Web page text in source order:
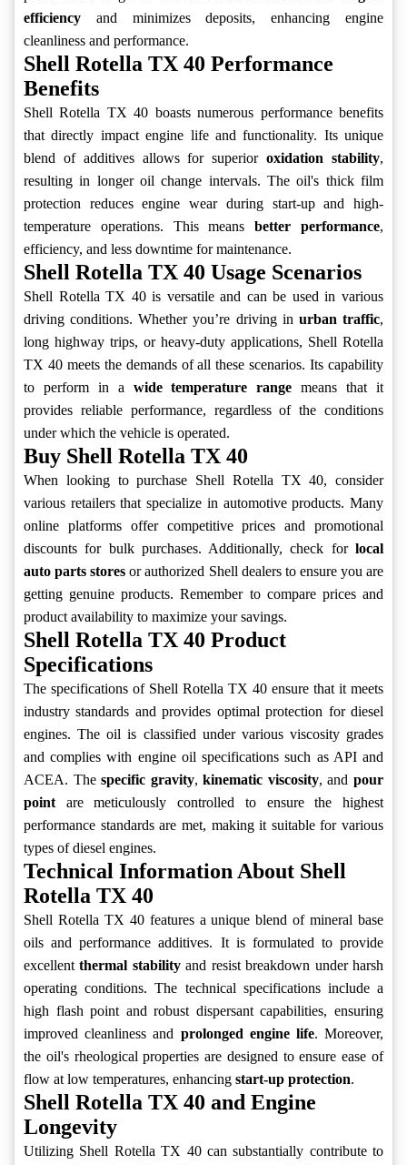
efficiency and minimizes deposits, enhancing engine
cleanliness and performance.
Shell Rotella TX 40 Performance
Benefits
Shell Rotella TX 40 boasts numerous performance benefits
that directly impact engine life and functionality. Its unique
blend of additives allows for superioroxidation stability,
resulting in longer oil change intervals. The oil's thick film
protection reduces engine wear during start-up and high-
temperature operations. This meansbetter performance,
efficiency, and less downtime for maintenance.
Shell Rotella TX 40 Usage Scenarios
Shell Rotella TX 40 is versatile and can be used in various
driving conditions. Whether you’re driving in urban traffic,
long highway trips, or heavy-duty applications, Shell Rotella
TX 40 meets the demands of all these scenarios. Its capability
to perform in a wide temperature range means that it
provides reliable performance, regardless of the conditions
under which the vehicle is operated.
Buy Shell Rotella TX 40
When looking to purchase Shell Rotella TX 40, consider
various retailers that specialize in automotive products. Many
online platforms offer competitive prices and promotional
discounts for bulk purchases. Additionally, check for local
auto parts stores or authorized Shell dealers to ensure you are
getting genuine products. Remember to compare prices and
product availability to maximize your savings.
Shell Rotella TX 40 Product
Specifications
The specifications of Shell Rotella TX 40 ensure that it meets
industry standards and provides optimal protection for diesel
engines. The oil is classified under various viscosity grades
and complies with engine oil specifications such as API and
ACEA. Thespecific gravity,kinematic viscosity, andpour
point are meticulously controlled to ensure the highest
performance standards are met, making it suitable for various
types of diesel engines.
Technical Information About Shell
Rotella TX 40
Shell Rotella TX 40 features a unique blend of mineral base
oils and performance additives. It is formulated to provide
excellentthermal stabilityand resist breakdown under harsh
operating conditions. The technical specifications include a
high flash point and robust dispersant capabilities, ensuring
improved cleanliness and prolonged engine life. Moreover,
the oil's rheological properties are designed to ensure ease of
flow at low temperatures, enhancing start-up protection.
Shell Rotella TX 40 and Engine
Longevity
Utilizing Shell Rotella TX 40 can substantially contribute to